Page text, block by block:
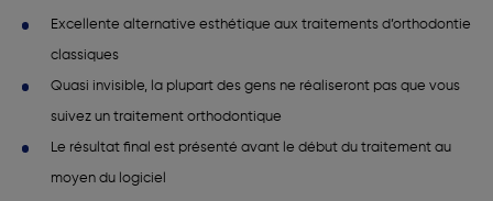
Excellente alternative esthétique aux traitements d’orthodontie
classiques
Quasi invisible, la plupart des gens ne réaliseront pas que vous
suivez un traitement orthodontique
Le résultat final est présenté avant le début du traitement au
moyen du logiciel